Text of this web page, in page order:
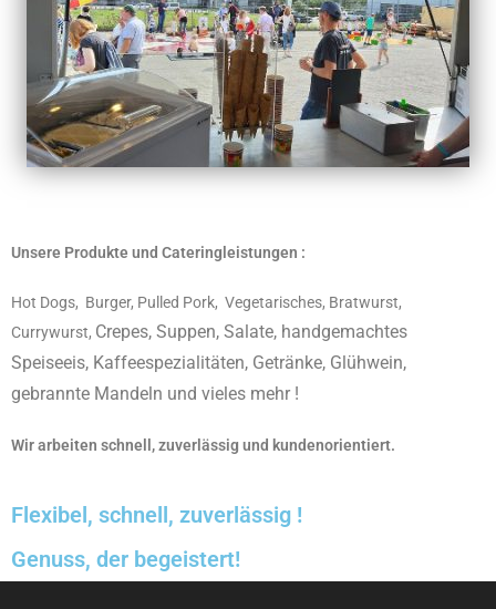
Unsere Produkte und Cateringleistungen :
Hot Dogs, Burger, Pulled Pork, Vegetarisches, Bratwurst,
Currywurst, Crepes, Suppen, Salate, handgemachtes
Speiseeis, Kaffeespezialitäten, Getränke, Glühwein,
gebrannte Mandeln und vieles mehr !
Wir arbeiten schnell, zuverlässig und kundenorientiert.
Flexibel, schnell, zuverlässig !
Genuss, der begeistert!